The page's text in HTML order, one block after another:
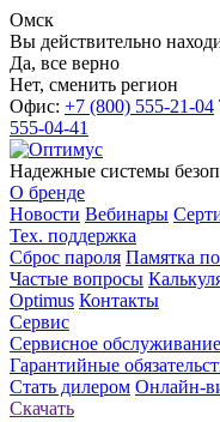
Омск
Вы действительно
Да, все верно
Нет, сменить регион
Офис: +7 (800) 555-21-04
555-04-41
Надежные системы
О бренде
Новости Вебинары
Тех. поддержка
Сброс пароля Памятка
Частые вопросы
Optimus Контакты
Сервис
Сервисное обслуживание
Гарантийные
Стать дилером Онлайн-
Скачать